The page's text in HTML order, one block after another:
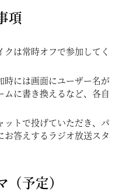
項
は常時オフで参加してく
時には画面にユーザー名が
に書き換えるなど、各自
ットで投げていただき、パ
答えするラジオ放送スタ
予定）